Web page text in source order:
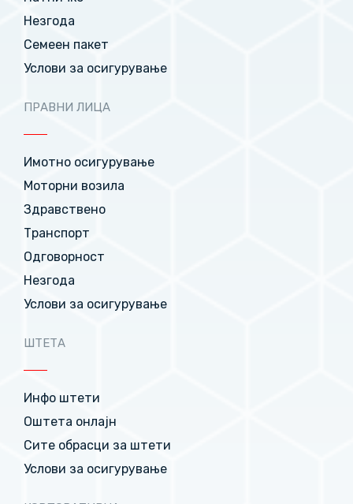
Незгода
Семеен пакет
Услови за осигурување
ПРАВНИ ЛИЦА
Имотно осигурување
Моторни возила
Здравствено
Транспорт
Одговорност
Незгода
Услови за осигурување
ШТЕТА
Инфо штети
Оштета онлајн
Сите обрасци за штети
Услови за осигурување